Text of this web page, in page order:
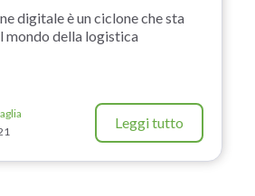
digitale è un ciclone che sta
mondo della logistica
Leggi tutto